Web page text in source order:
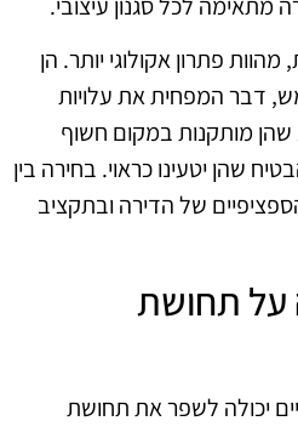
פתרון אקולוגי יותר. הן
דבר המפחית את עלויות
מותקנות במקום חשוף
שהן יטעינו כראוי. בחירה בין
של הדירה ובתקציב
תחושת
יכולה לשפר את תחושת